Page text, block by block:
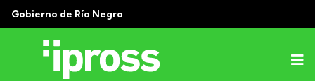
Gobierno de Río Negro